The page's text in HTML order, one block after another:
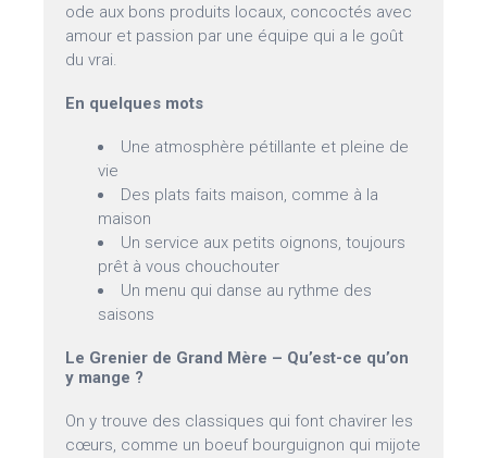
ode aux bons produits locaux, concoctés avec
amour et passion par une équipe qui a le goût
du vrai.
En quelques mots
Une atmosphère pétillante et pleine de
vie
Des plats faits maison, comme à la
maison
Un service aux petits oignons, toujours
prêt à vous chouchouter
Un menu qui danse au rythme des
saisons
Le Grenier de Grand Mère – Qu’est-ce qu’on
y mange ?
On y trouve des classiques qui font chavirer les
cœurs, comme un boeuf bourguignon qui mijote